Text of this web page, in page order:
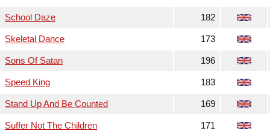
School Daze 182
Skeletal Dance 173
Sons Of Satan 196
Speed King 183
Stand Up And Be Counted 169
Suffer Not The Children 171